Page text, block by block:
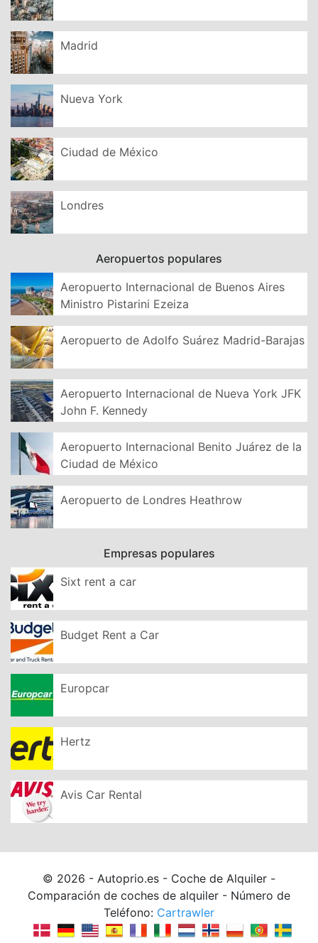
Madrid
Nueva York
Ciudad de México
Londres
Aeropuertos populares
Aeropuerto Internacional de Buenos Aires
Ministro Pistarini Ezeiza
Aeropuerto de Adolfo Suárez Madrid-Barajas
Aeropuerto Internacional de Nueva York JFK
John F. Kennedy
Aeropuerto Internacional Benito Juárez de la
Ciudad de México
Aeropuerto de Londres Heathrow
Empresas populares
Sixt rent a car
Budget Rent a Car
Europcar
Hertz
Avis Car Rental
© 2026 - Autoprio.es - Coche de Alquiler -
Comparación de coches de alquiler - Número de
Teléfono: Cartrawler